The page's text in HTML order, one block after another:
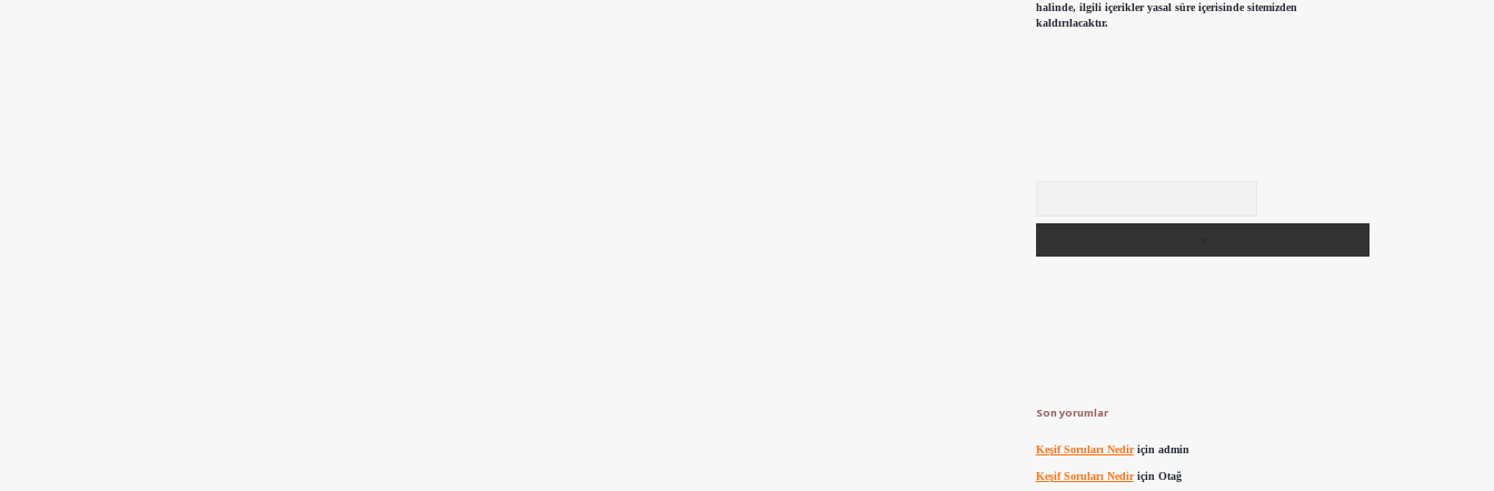
halinde, ilgili içerikler yasal süre içerisinde sitemizden
kaldırılacaktır.
Son yorumlar
Keşif Soruları Nediriçin admin
Keşif Soruları Nediriçin Otağ